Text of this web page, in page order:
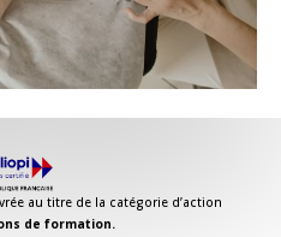
au titre de la catégorie d’action
de formation.